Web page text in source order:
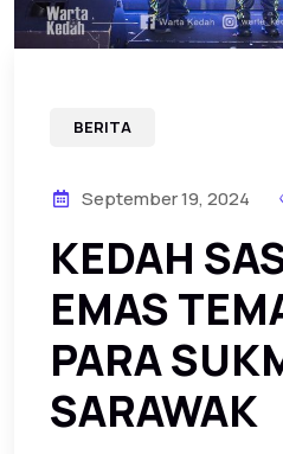
BERITA
September 19, 2024
KEDAH
EMAS
PARA
SARAWAK